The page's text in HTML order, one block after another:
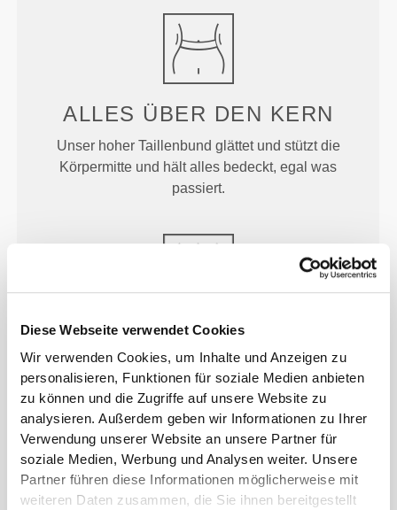
Diese Webseite verwendet Cookies
Wir verwenden Cookies, um Inhalte und Anzeigen zu
personalisieren, Funktionen für soziale Medien anbieten
zu können und die Zugriffe auf unsere Website zu
analysieren. Außerdem geben wir Informationen zu Ihrer
Verwendung unserer Website an unsere Partner für
soziale Medien, Werbung und Analysen weiter. Unsere
Partner führen diese Informationen möglicherweise mit
weiteren Daten zusammen, die Sie ihnen bereitgestellt
ALLES ÜBER DEN KERN
Unser hoher Taillenbund glättet und stützt die
Körpermitte und hält alles bedeckt, egal was
passiert.
MEHR ALSDAS AUGE
FASSEN KANN
Speziell entwickelte Fasertechnologie mit
feuchtigkeitsableitenden Eigenschaften, die dir
helfen, trocken und bequem zu bleiben.